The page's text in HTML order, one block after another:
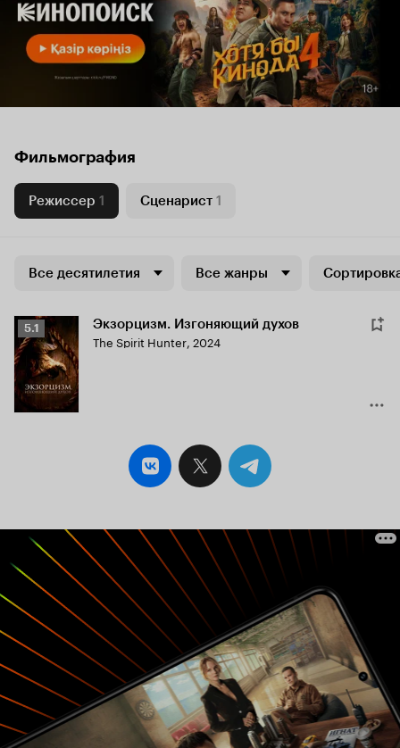
Фильмография
Режиссер 1 Сценарист 1
Все десятилетия Все жанры
Рейтинг
Кинопоиска
5.1
5.1 Экзорцизм. Изгоняющий духов
The Spirit Hunter, 2024